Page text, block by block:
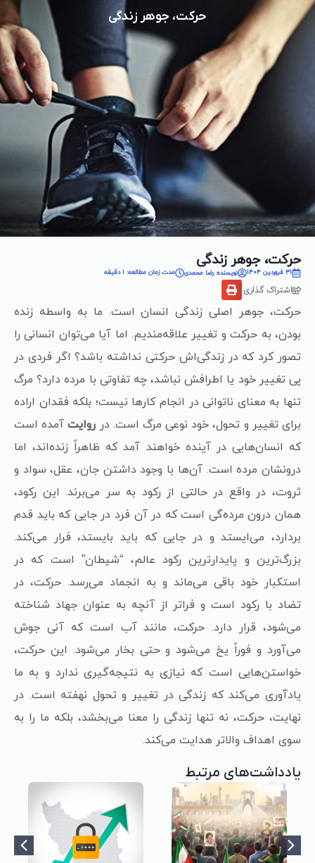
حرکت، جوهر زندگی
حرکت، جوهر زندگی
31 فروردین 1404 نویسنده: رضا محمدی مدت زمان مطالعه: 1 دقیقه
اشتراک گذاری
حرکت، جوهر اصلی زندگی انسان است. ما به واسطه زنده
بودن، به حرکت و تغییر علاقه‌مندیم. اما آیا می‌توان انسانی را
تصور کرد که در زندگی‌اش حرکتی نداشته باشد؟ اگر فردی در
پی تغییر خود یا اطرافش نباشد، چه تفاوتی با مرده دارد؟ مرگ
تنها به معنای ناتوانی در انجام کارها نیست؛ بلکه فقدان اراده
برای تغییر و تحول، خود نوعی مرگ است. در روایتآمده است
که انسان‌هایی در آینده خواهند آمد که ظاهراً زنده‌اند، اما
درونشان مرده است. آن‌ها با وجود داشتن جان، عقل، سواد و
ثروت، در واقع در حالتی از رکود به سر می‌برند. این رکود،
همان درون مرده‌گی است که در آن فرد در جایی که باید قدم
بردارد، می‌ایستد و در جایی که باید بایستد، فرار می‌کند.
بزرگ‌ترین و پایدارترین رکود عالم، “شیطان” است که در
استکبار خود باقی می‌ماند و به انجماد می‌رسد. حرکت، در
تضاد با رکود است و فراتر از آنچه به عنوان جهاد شناخته
می‌شود، قرار دارد. حرکت، مانند آب است که آنی جوش
می‌آورد و فوراً یخ می‌شود و حتی بخار می‌شود. این حرکت،
خواستن‌هایی است که نیازی به نتیجه‌گیری ندارد و به ما
یادآوری می‌کند که زندگی در تغییر و تحول نهفته است. در
نهایت، حرکت، نه تنها زندگی را معنا می‌بخشد، بلکه ما را به
سوی اهداف والاتر هدایت می‌کند.
یادداشت‌های مرتبط